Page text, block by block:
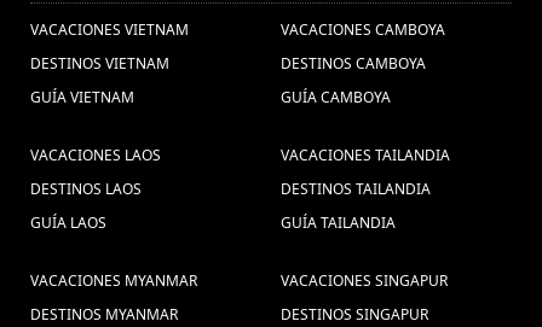
VACACIONES VIETNAM
DESTINOS VIETNAM
GUÍA VIETNAM
VACACIONES CAMBOYA
DESTINOS CAMBOYA
GUÍA CAMBOYA
VACACIONES LAOS
DESTINOS LAOS
GUÍA LAOS
VACACIONES TAILANDIA
DESTINOS TAILANDIA
GUÍA TAILANDIA
VACACIONES MYANMAR
DESTINOS MYANMAR
VACACIONES SINGAPUR
DESTINOS SINGAPUR